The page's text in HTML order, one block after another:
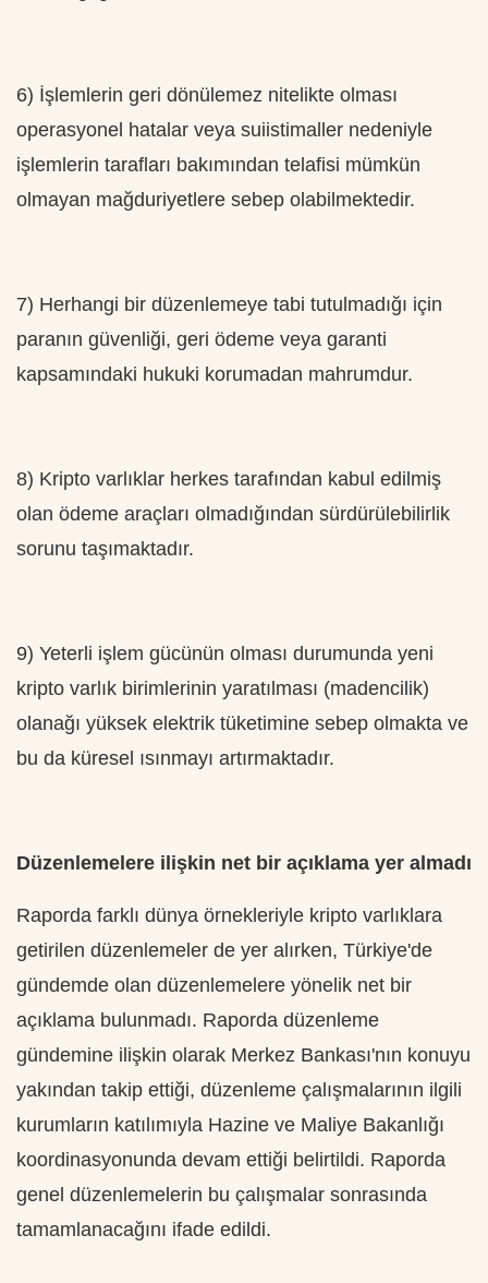
6) İşlemlerin geri dönülemez nitelikte olması
operasyonel hatalar veya suiistimaller nedeniyle
işlemlerin tarafları bakımından telafisi mümkün
olmayan mağduriyetlere sebep olabilmektedir.
7) Herhangi bir düzenlemeye tabi tutulmadığı için
paranın güvenliği, geri ödeme veya garanti
kapsamındaki hukuki korumadan mahrumdur.
8) Kripto varlıklar herkes tarafından kabul edilmiş
olan ödeme araçları olmadığından sürdürülebilirlik
sorunu taşımaktadır.
9) Yeterli işlem gücünün olması durumunda yeni
kripto varlık birimlerinin yaratılması (madencilik)
olanağı yüksek elektrik tüketimine sebep olmakta ve
bu da küresel ısınmayı artırmaktadır.
Düzenlemelere ilişkin net bir açıklama yer almadı
Raporda farklı dünya örnekleriyle kripto varlıklara
getirilen düzenlemeler de yer alırken, Türkiye'de
gündemde olan düzenlemelere yönelik net bir
açıklama bulunmadı. Raporda düzenleme
gündemine ilişkin olarak Merkez Bankası'nın konuyu
yakından takip ettiği, düzenleme çalışmalarının ilgili
kurumların katılımıyla Hazine ve Maliye Bakanlığı
koordinasyonunda devam ettiği belirtildi. Raporda
genel düzenlemelerin bu çalışmalar sonrasında
tamamlanacağını ifade edildi.